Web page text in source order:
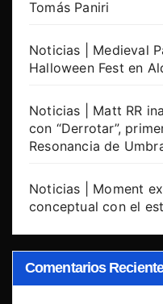
Tomás Paniri
Noticias | Medieval
Halloween Fest en
Noticias | Matt RR
con “Derrotar”,
Resonancia de
Noticias | Moment
conceptual con el
Comentarios